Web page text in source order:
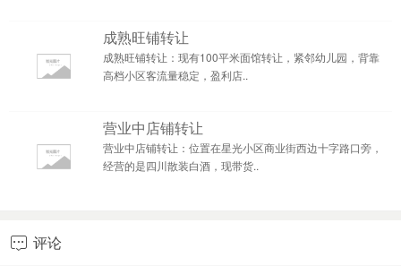
成熟旺铺转让
成熟旺铺转让：现有100平米面馆转让，紧邻幼儿园，背靠
高档小区客流量稳定，盈利店..
营业中店铺转让
营业中店铺转让：位置在星光小区商业街西边十字路口旁，
经营的是四川散装白酒，现带货..
 评论